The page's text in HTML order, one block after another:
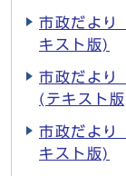
市政だよ
キスト版)
市政だよ
(テキスト
市政だよ
キスト版)